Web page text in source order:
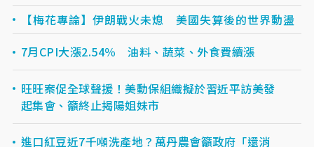
【梅花專論】伊朗戰火未熄 美國失算後的世界動盪
7月CPI大漲2.54％ 油料、蔬菜、外食費續漲
旺旺案促全球聲援！美動保組織擬於習近平訪美發
起集會、籲終止揭陽姐妹市
進口紅豆近7千噸洗產地？萬丹農會籲政府「還消